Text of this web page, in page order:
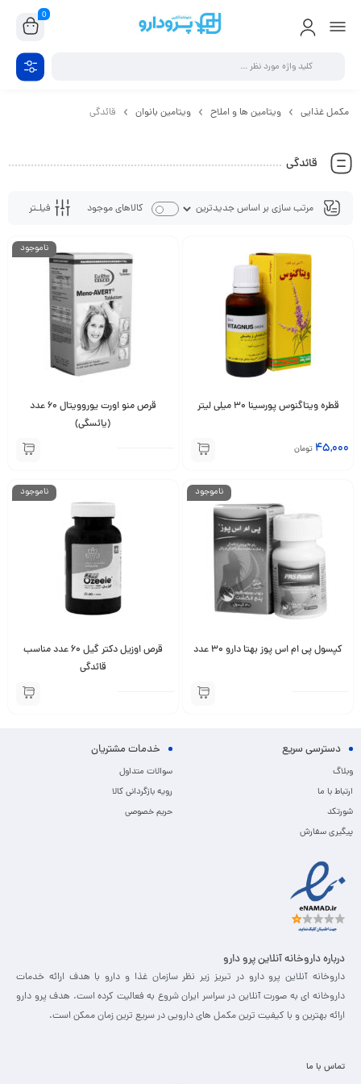
0
مکمل غذایی ویتامین ها و املاح ویتامین بانوان قائدگی
قائدگی
فیلـتر کالاهای موجود
قطره ویتاگنوس پورسینا ۳۰ میلی لیتر
45,000 تومان
ناموجود
قرص منو اورت یوروویتال 60 عدد
(یائسگی)
ناموجود
کپسول پی ام اس پوز بهتا دارو 30 عدد
ناموجود
قرص اوزیل دکتر گیل 60 عدد مناسب
قائدگی
دسترسی سریع
وبلاگ
ارتباط با ما
شورتکد
پیگیری سفارش
خدمات مشتریان
سوالات متداول
رویه بازگردانی کالا
حریم خصوصی
درباره داروخانه آنلاین پرو دارو
داروخانه آنلاین پرو دارو در تبریز زیر نظر سازمان غذا و دارو با هدف ارائه خدمات
داروخانه ای به صورت آنلاین در سراسر ایران شروع به فعالیت کرده است. هدف پرو دارو
ارائه بهترین و با کیفیت ترین مکمل های دارویی در سریع ترین زمان ممکن است.
تماس با ما